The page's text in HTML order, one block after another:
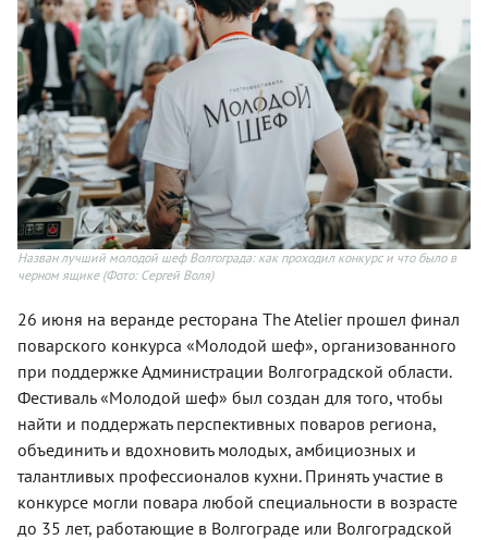
Назван лучший молодой шеф Волгограда: как проходил конкурс и что было в
черном ящике(Фото: Сергей Воля)
26 июня на веранде ресторана The Atelier прошел финал
поварского конкурса «Молодой шеф», организованного
при поддержке Администрации Волгоградской области.
Фестиваль «Молодой шеф» был создан для того, чтобы
найти и поддержать перспективных поваров региона,
объединить и вдохновить молодых, амбициозных и
талантливых профессионалов кухни. Принять участие в
конкурсе могли повара любой специальности в возрасте
до 35 лет, работающие в Волгограде или Волгоградской